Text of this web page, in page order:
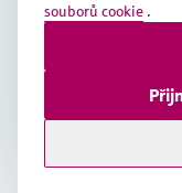
Copyright ©
Podmínky
Všeobecné obchodní
souborů cookie .